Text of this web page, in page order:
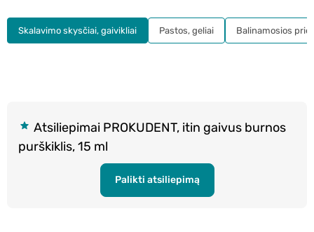
Atsiliepimai PROKUDENT, itin gaivus burnos
purškiklis, 15 ml
Palikti atsiliepimą
Skalavimo skysčiai, gaivikliai Pastos, geliai Balinamosios